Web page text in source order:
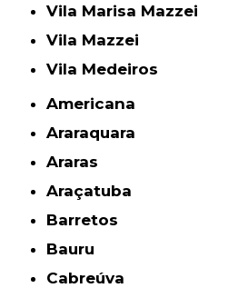
Vila Marisa Mazzei
Vila Mazzei
Vila Medeiros
Americana
Araraquara
Araras
Araçatuba
Barretos
Bauru
Cabreúva